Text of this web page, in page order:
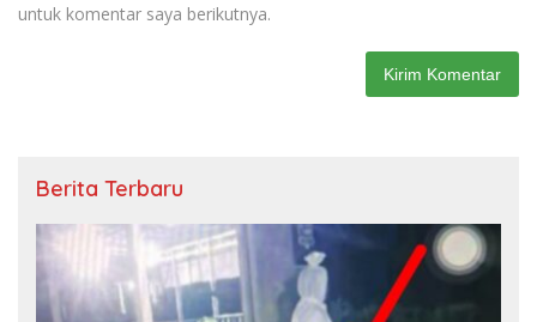
untuk komentar saya berikutnya.
Berita Terbaru